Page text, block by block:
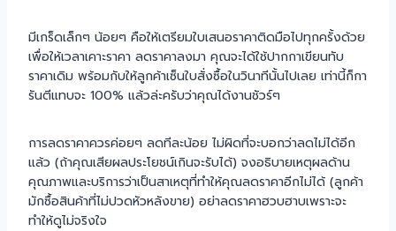
มีเกร็ดเล็กๆ น้อยๆ คือให้เตรียมใบเสนอราคาติดมือไปทุกครั้งด้วย
เพื่อให้เวลาเคาะราคา ลดราคาลงมา คุณจะได้ใช้ปากกาเขียนทับ
ราคาเดิม พร้อมกับให้ลูกค้าเซ็นใบสั่งซื้อในวินาทีนั้นไปเลย เท่านี้ก็กา
รันตีแทบจะ 100% แล้วล่ะครับว่าคุณได้งานชัวร์ๆ
การลดราคาควรค่อยๆ ลดทีละน้อย ไม่ผิดที่จะบอกว่าลดไม่ได้อีก
แล้ว (ถ้าคุณเสียผลประโยชน์เกินจะรับได้) จงอธิบายเหตุผลด้าน
คุณภาพและบริการว่าเป็นสาเหตุที่ทำให้คุณลดราคาอีกไม่ได้ (ลูกค้า
มักซื้อสินค้าที่ไม่ปวดหัวหลังขาย) อย่าลดราคาฮวบฮาบเพราะจะ
ทำให้ดูไม่จริงใจ